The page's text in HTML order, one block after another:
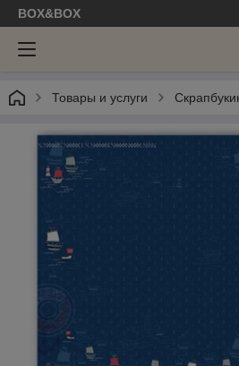
BOX&BOX
Товары и услуги